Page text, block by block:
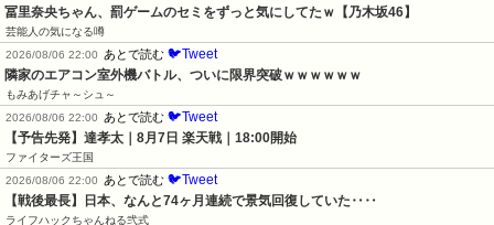
冨里奈央ちゃん、罰ゲームのセミをずっと気にしてたｗ【乃木坂46】
芸能人の気になる噂
2026/08/06 22:00
あとで読む 🐦Tweet
隣家のエアコン室外機バトル、ついに限界突破ｗｗｗｗｗｗ
もみあげチャ～シュ～
2026/08/06 22:00
あとで読む 🐦Tweet
【予告先発】達孝太｜8月7日 楽天戦｜18:00開始
ファイターズ王国
2026/08/06 22:00
あとで読む 🐦Tweet
【戦後最長】日本、なんと74ヶ月連続で景気回復していた‥‥
ライフハックちゃんねる弐式